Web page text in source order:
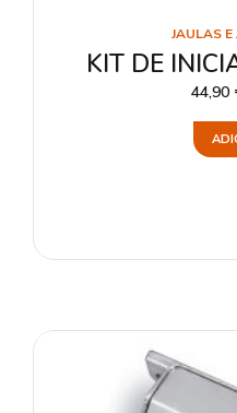
JAULAS E
KIT DE
44,90